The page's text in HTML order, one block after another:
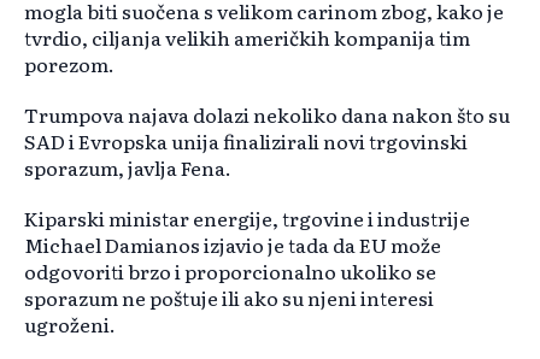
mogla biti suočena s velikom carinom zbog, kako je
tvrdio, ciljanja velikih američkih kompanija tim
porezom.
Trumpova najava dolazi nekoliko dana nakon što su
SAD i Evropska unija finalizirali novi trgovinski
sporazum, javlja Fena.
Kiparski ministar energije, trgovine i industrije
Michael Damianos izjavio je tada da EU može
odgovoriti brzo i proporcionalno ukoliko se
sporazum ne poštuje ili ako su njeni interesi
ugroženi.